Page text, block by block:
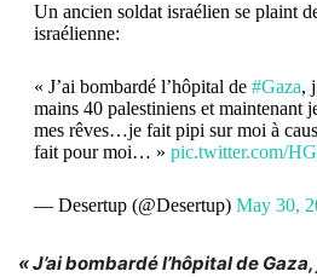
Un ancien soldat israélien se plaint
israélienne:
« J’ai bombardé l’hôpital de #Gaza,
mains 40 palestiniens et maintenant
mes rêves…je fait pipi sur moi à
fait pour moi… » pic.twitter.com/
— Desertup (@Desertup) May 30,
« J’ai bombardé l’hôpital de Gaza